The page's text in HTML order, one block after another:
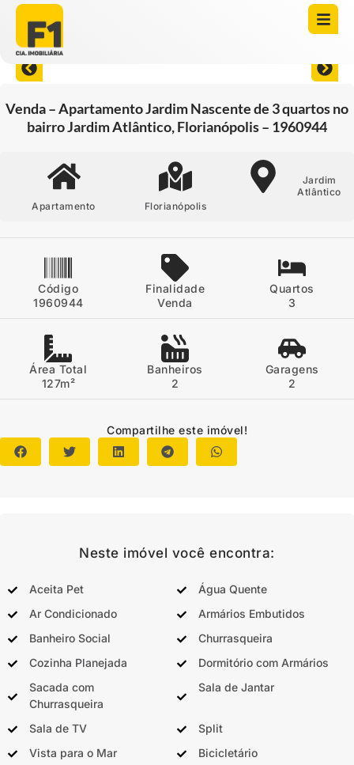
Venda – Apartamento Jardim Nascente de 3 quartos no
bairro Jardim Atlântico, Florianópolis – 1960944
Apartamento Florianópolis
Jardim
Atlântico
Código
1960944
Finalidade
Venda
Quartos
3
Área Total
127m²
Banheiros
2
Garagens
2
Compartilhe este imóvel!
Neste imóvel você encontra:
Aceita Pet
Água Quente
Ar Condicionado
Armários Embutidos
Banheiro Social
Churrasqueira
Cozinha Planejada
Dormitório com Armários
Sacada com
Churrasqueira
Sala de Jantar
Sala de TV
Split
Vista para o Mar
Bicicletário